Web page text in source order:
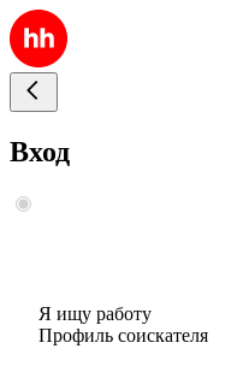
Вход
Я ищу работу
Профиль соискателя